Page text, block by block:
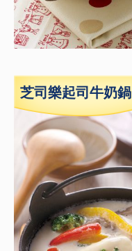
芝司樂起司牛奶鍋